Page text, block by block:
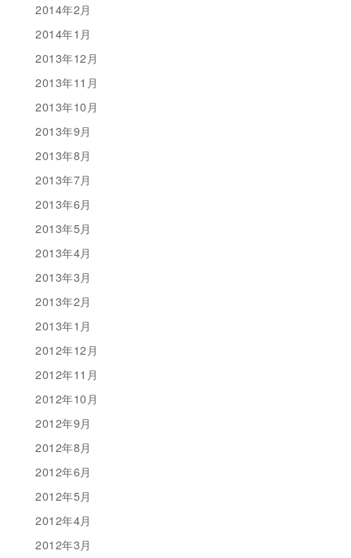
2014年2月
2014年1月
2013年12月
2013年11月
2013年10月
2013年9月
2013年8月
2013年7月
2013年6月
2013年5月
2013年4月
2013年3月
2013年2月
2013年1月
2012年12月
2012年11月
2012年10月
2012年9月
2012年8月
2012年6月
2012年5月
2012年4月
2012年3月